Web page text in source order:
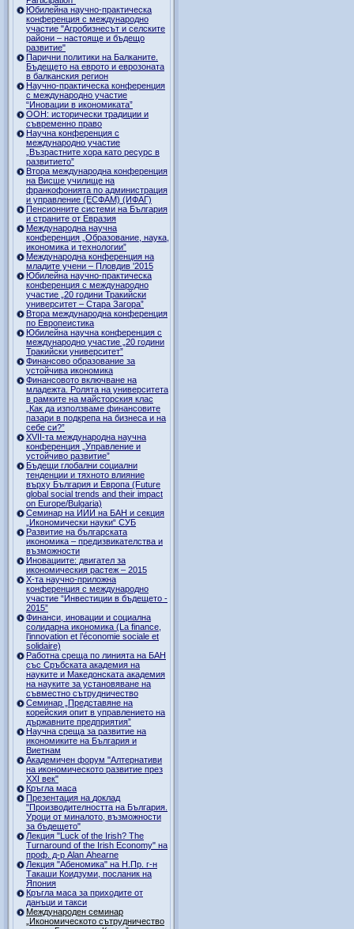
Юбилейна научно-практическа
конференция с международно
участие "Агробизнесът и селските
райони – настояще и бъдещо
развитие"
Парични политики на Балканите.
Бъдещето на еврото и еврозоната
в балканския регион
Научно-практическа конференция
с международно участие
“Иновации в икономиката”
ООН: исторически традиции и
съвременно право
Научна конференция с
международно участие
„Възрастните хора като ресурс в
развитието”
Втора международна конференция
на Висше училище на
франкофонията по администрация
и управление (ЕСФАМ) (ИФАГ)
Пенсионните системи на България
и страните от Евразия
Международна научна
конференция „Образование, наука,
икономика и технологии”
Международна конференция на
младите учени – Пловдив '2015
Юбилейна научно-практическа
конференция с международно
участие „20 години Тракийски
университет – Стара Загора”
Втора международна конференция
по Европеистика
Юбилейна научна конференция с
международно участие „20 години
Тракийски университет”
Финансово образование за
устойчива икономика
Финансовото включване на
младежта. Ролята на университета
в рамките на майсторския клас
„Как да използваме финансовите
пазари в подкрепа на бизнеса и на
себе си?”
XVII-та международна научна
конференция „Управление и
устойчиво развитие”
Бъдещи глобални социални
тенденции и тяхното влияние
върху България и Европа (Future
global social trends and their impact
on Europe/Bulgaria)
Семинар на ИИИ на БАН и секция
„Икономически науки“ СУБ
Развитие на българската
икономика – предизвикателства и
възможности
Иновациите: двигател за
икономическия растеж – 2015
Х-та научно-приложна
конференция с международно
участие “Инвестиции в бъдещето -
2015”
Финанси, иновации и социална
солидарна икономика (La finance,
l’innovation et l’économie sociale et
solidaire)
Работна среща по линията на БАН
със Сръбската академия на
науките и Македонската академия
на науките за установяване на
съвместно сътрудничество
Семинар „Представяне на
корейския опит в управлението на
държавните предприятия”
Научна среща за развитие на
икономиките на България и
Виетнам
Академичен форум "Алтернативи
на икономическото развитие през
XXI век"
Кръгла маса
Презентация на доклад
"Производителността на България.
Уроци от миналото, възможности
за бъдещето"
Лекция "Luck of the Irish? The
Turnaround of the Irish Economy" на
проф. д-р Alan Ahearne
Лекция "Абеномика" на Н.Пр. г-н
Такаши Коидзуми, посланик на
Япония
Кръгла маса за приходите от
данъци и такси
Международен семинар
„Икономическото сътрудничество